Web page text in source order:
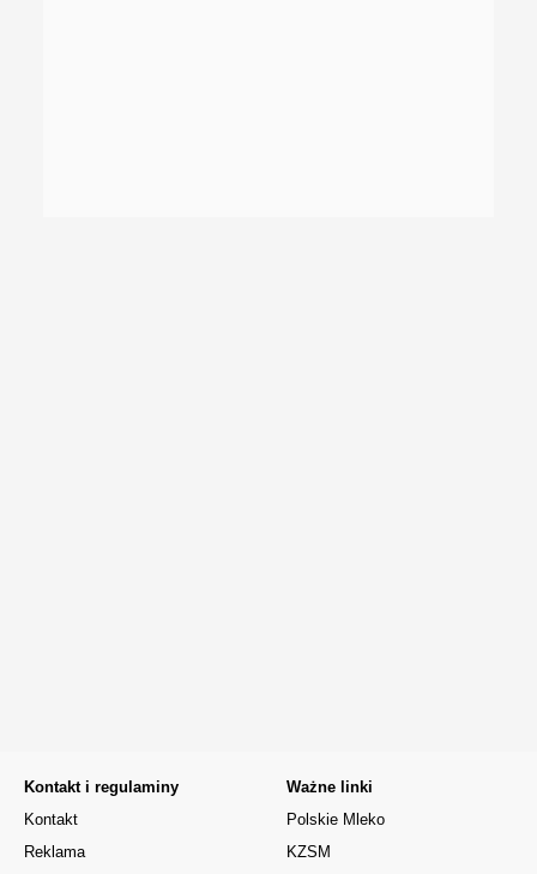
Kontakt i regulaminy
Kontakt
Reklama
Ważne linki
Polskie Mleko
KZSM